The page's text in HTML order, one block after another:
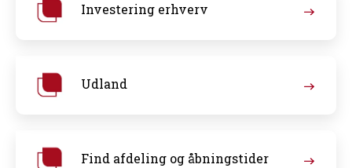
Investering erhverv
Udland
Find afdeling og åbningstider